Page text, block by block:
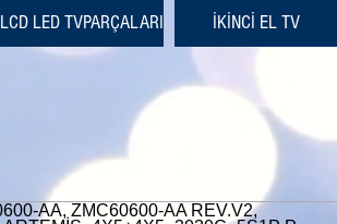
LCD LED TVPARÇALARI İKİNCİ EL TV